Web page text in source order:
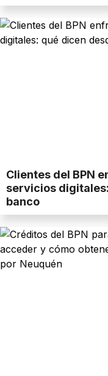
Clientes del BPN
servicios
banco